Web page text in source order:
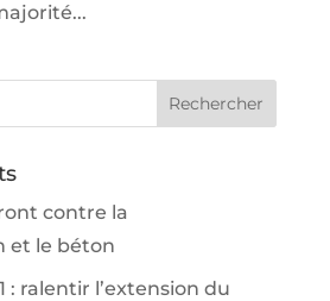
contre la
et le béton
: ralentir l’extension du